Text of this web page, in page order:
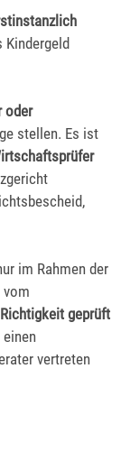
Kindergeld
oder
stellen. Es ist
im Rahmen der
vom
Richtigkeit geprüft
vertreten